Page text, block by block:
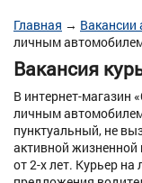
Главная → Вакансии
личным
Вакансия
В интернет-магазин
личным
пунктуальный, не
активной
от 2-х лет. Курьер